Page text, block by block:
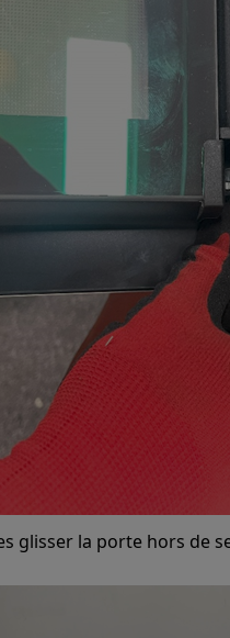
glisser la porte hors de